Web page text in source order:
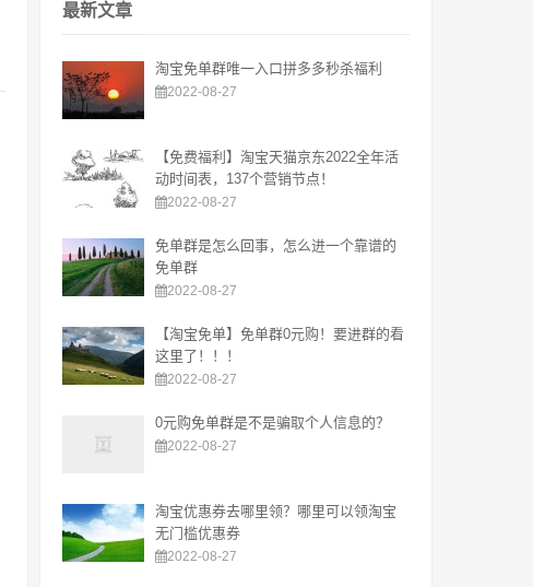
最新文章
淘宝免单群唯一入口拼多多秒杀福利
2022-08-27
【免费福利】淘宝天猫京东2022全年活
动时间表，137个营销节点！
2022-08-27
免单群是怎么回事，怎么进一个靠谱的
免单群
2022-08-27
【淘宝免单】免单群0元购！要进群的看
这里了！！！
2022-08-27
0元购免单群是不是骗取个人信息的？
2022-08-27
淘宝优惠券去哪里领？哪里可以领淘宝
无门槛优惠券
2022-08-27